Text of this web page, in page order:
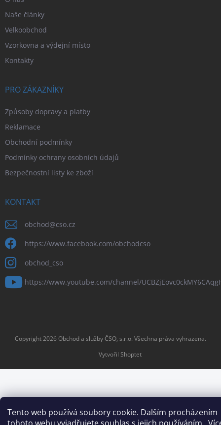
Tento web používá soubory cookie. Dalším procházením
Naše články
Velkoobchod
Vzorkovna a výdejní místo
Kontakty
PRO ZÁKAZNÍKY
Způsoby dopravy a platby
Reklamace
Obchodní podmínky
Podmínky ochrany osobních údajů
Bezpečnostní listy ke zboží
KONTAKT
obchod@cso.cz
https://www.facebook.com/obchodcso
obchod_cso
https://www.youtube.com/channel/
Vytvořil Shoptet
Copyright 2026Obchod a služby ČSO, s.r.o. Všechna práva vyhrazena.